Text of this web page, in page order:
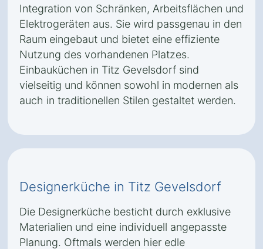
Integration von Schränken, Arbeitsflächen und
Elektrogeräten aus. Sie wird passgenau in den
Raum eingebaut und bietet eine effiziente
Nutzung des vorhandenen Platzes.
Einbauküchen in Titz Gevelsdorf sind
vielseitig und können sowohl in modernen als
auch in traditionellen Stilen gestaltet werden.
Designerküche in Titz Gevelsdorf
Die Designerküche besticht durch exklusive
Materialien und eine individuell angepasste
Planung. Oftmals werden hier edle